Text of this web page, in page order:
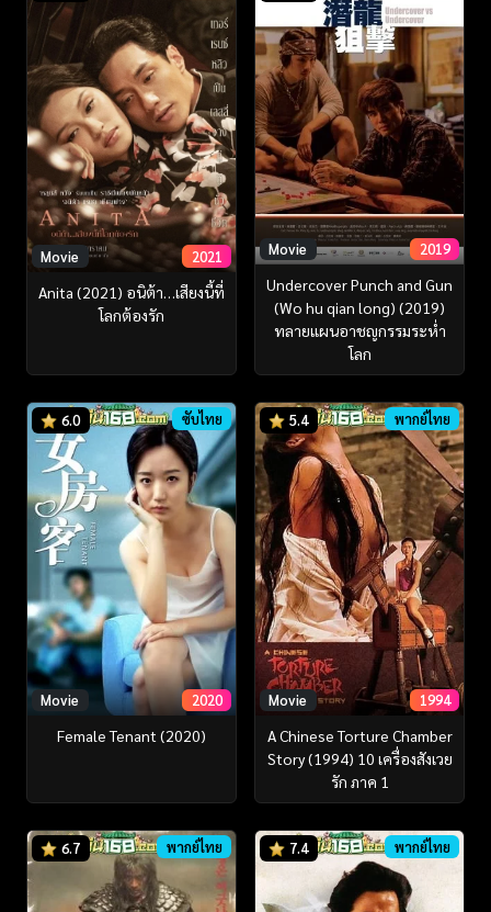
Movie 2021
Anita (2021) อนิต้า…เสียงนี้ที่
โลกต้องรัก
Movie 2019
Undercover Punch and Gun
(Wo hu qian long) (2019)
ทลายแผนอาชญกรรมระห่ำ
โลก
6.0 ซับไทย
Movie 2020
Female Tenant (2020)
5.4 พากย์ไทย
Movie 1994
A Chinese Torture Chamber
Story (1994) 10 เครื่องสังเวย
รัก ภาค 1
6.7 พากย์ไทย 7.4 พากย์ไทย